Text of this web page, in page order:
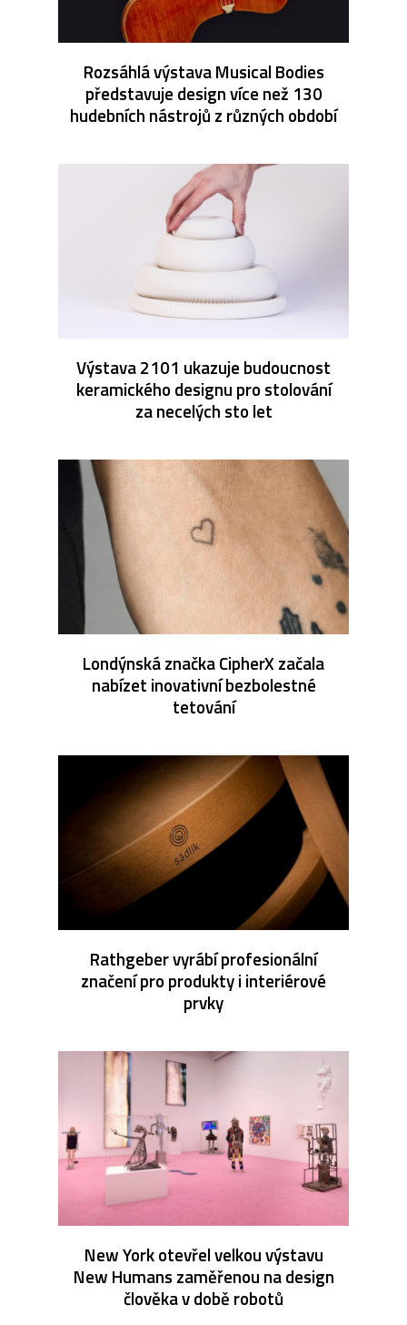
Rozsáhlá výstava Musical Bodies
představuje design více než 130
hudebních nástrojů z různých období
Výstava 2101 ukazuje budoucnost
keramického designu pro stolování
za necelých sto let
Londýnská značka CipherX začala
nabízet inovativní bezbolestné
tetování
Rathgeber vyrábí profesionální
značení pro produkty i interiérové
prvky
New York otevřel velkou výstavu
New Humans zaměřenou na design
člověka v době robotů